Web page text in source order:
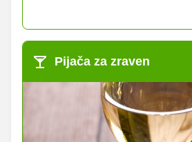
Pijača za zraven